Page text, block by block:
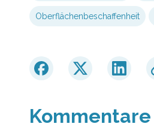
Oberflächenbeschaffenheit